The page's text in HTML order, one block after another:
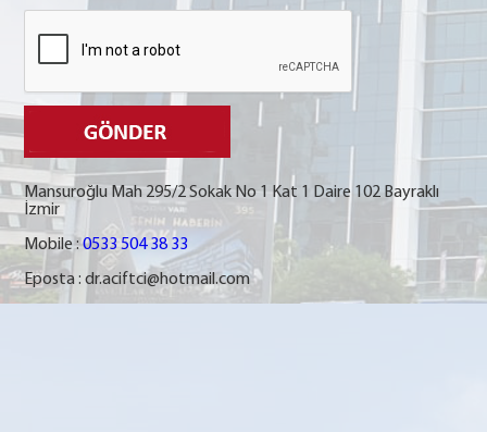
Mansuroğlu Mah 295/2 Sokak No 1 Kat 1 Daire 102 Bayraklı
İzmir
Mobile :0533 504 38 33
Eposta :dr.aciftci@hotmail.com